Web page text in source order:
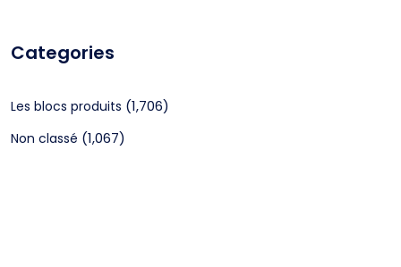
Categories
Les blocs produits (1,706)
Non classé (1,067)